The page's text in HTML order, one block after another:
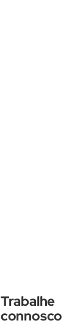
Trabalhe
connosco